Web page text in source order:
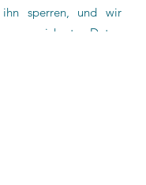
ihn sperren, und wir
gespeicherten Daten